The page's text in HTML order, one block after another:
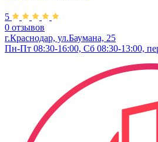
5
0 отзывов
г.Краснодар, ул.Баумана, 25
Пн-Пт 08:30-16:00, Сб 08:30-13:00,